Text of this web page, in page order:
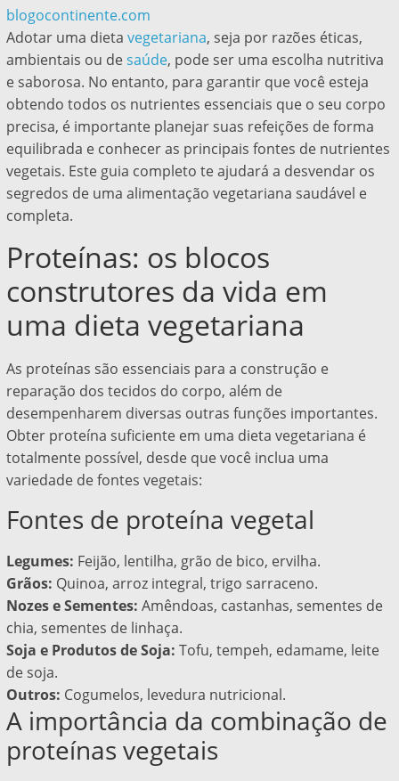
blogocontinente.com
Adotar uma dieta vegetariana, seja por razões éticas,
ambientais ou de saúde, pode ser uma escolha nutritiva
e saborosa. No entanto, para garantir que você esteja
obtendo todos os nutrientes essenciais que o seu corpo
precisa, é importante planejar suas refeições de forma
equilibrada e conhecer as principais fontes de nutrientes
vegetais. Este guia completo te ajudará a desvendar os
segredos de uma alimentação vegetariana saudável e
completa.
Proteínas: os blocos
construtores da vida em
uma dieta vegetariana
As proteínas são essenciais para a construção e
reparação dos tecidos do corpo, além de
desempenharem diversas outras funções importantes.
Obter proteína suficiente em uma dieta vegetariana é
totalmente possível, desde que você inclua uma
variedade de fontes vegetais:
Fontes de proteína vegetal
Legumes: Feijão, lentilha, grão de bico, ervilha.
Grãos: Quinoa, arroz integral, trigo sarraceno.
Nozes e Sementes: Amêndoas, castanhas, sementes de
chia, sementes de linhaça.
Soja e Produtos de Soja: Tofu, tempeh, edamame, leite
de soja.
Outros: Cogumelos, levedura nutricional.
A importância da combinação de
proteínas vegetais